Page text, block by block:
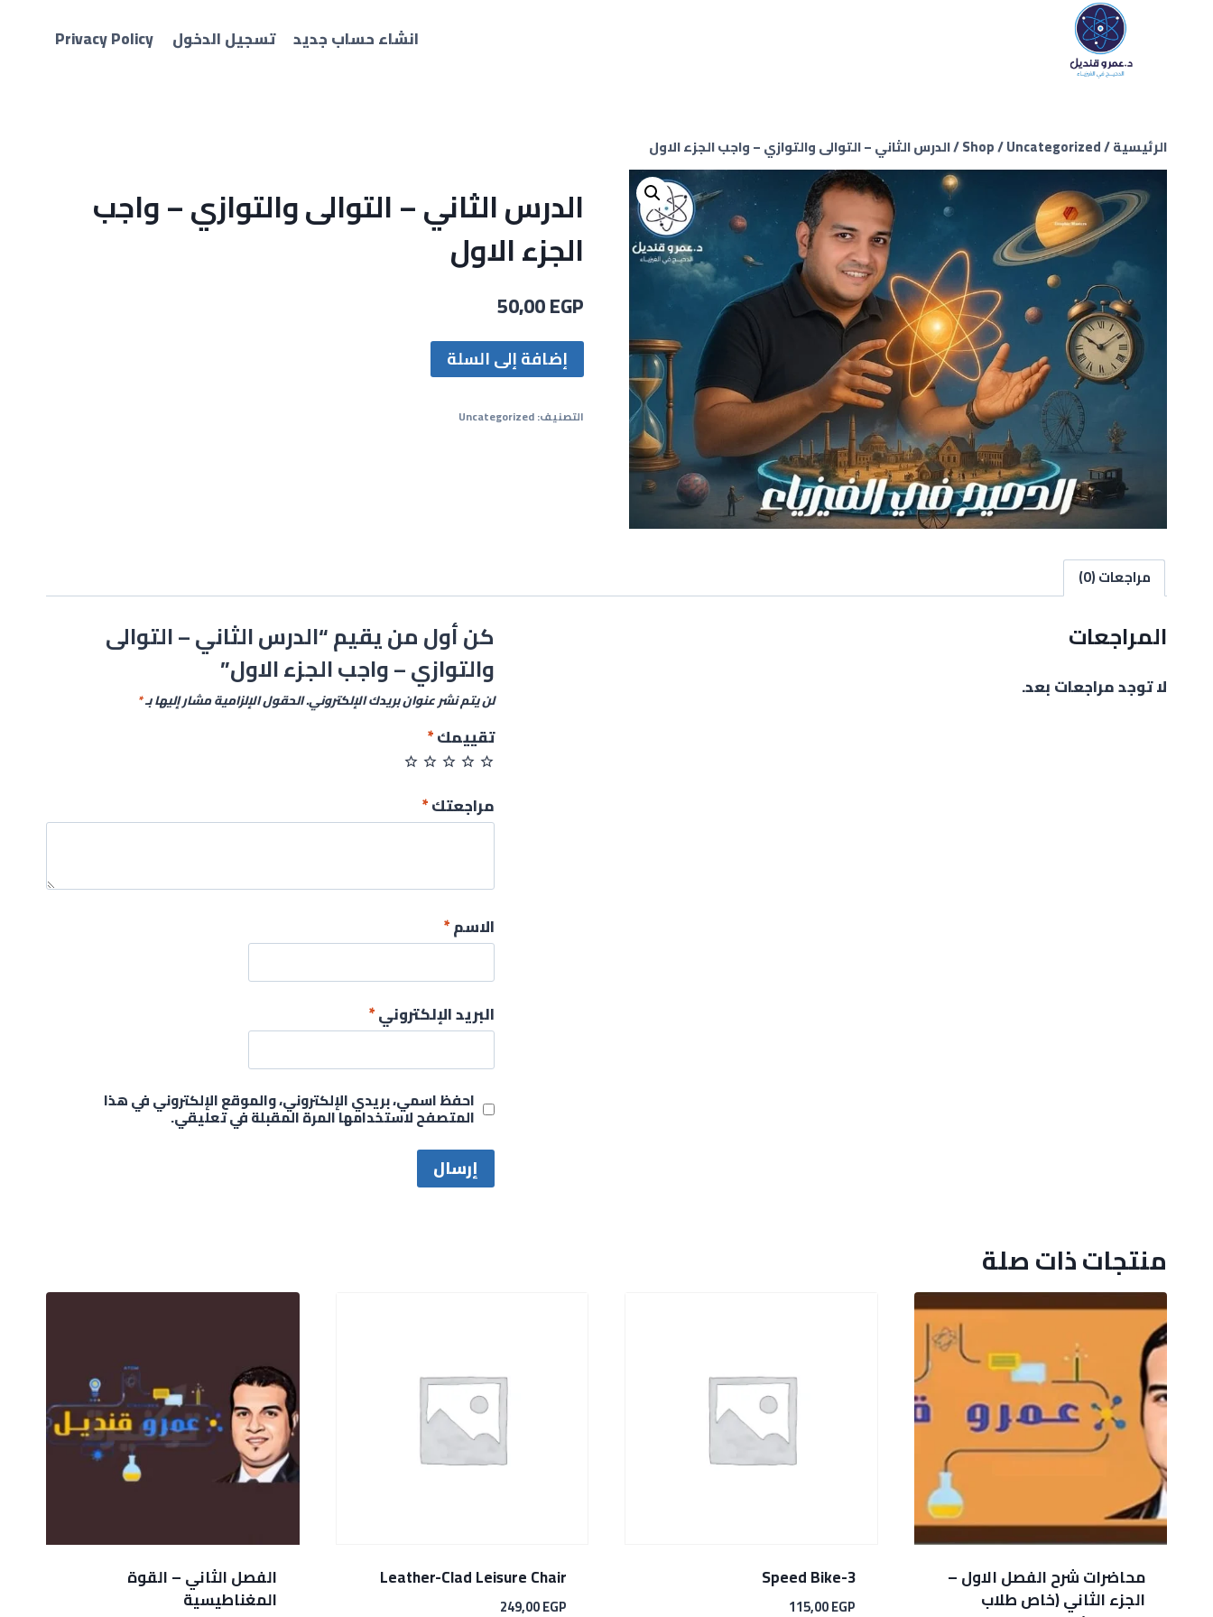
انشاء حساب جديد تسجيل الدخول Privacy Policy
الرئيسية/
Shop/Uncategorized
/الدرس الثاني – التوالى والتوازي – واجب الجزء الاول
الدرس الثاني – التوالى والتوازي – واجب
الجزء الاول
50,00EGP
إضافة إلى السلة
التصنيف:Uncategorized
مراجعات (0)
المراجعات
لا توجد مراجعات بعد.
كن أول من يقيم “الدرس الثاني – التوالى
والتوازي – واجب الجزء الاول”
لن يتم نشر عنوان بريدك الإلكتروني.الحقول الإلزامية مشار إليها بـ*
تقييمك*
مراجعتك*
الاسم*
البريد الإلكتروني*
احفظ اسمي، بريدي الإلكتروني، والموقع الإلكتروني في هذا
المتصفح لاستخدامها المرة المقبلة في تعليقي.
منتجات ذات صلة
محاضرات شرح الفصل الاول –
الجزء الثاني (خاص طلاب
3-Speed Bike
115,00EGP
Leather-Clad Leisure Chair
249,00EGP
الفصل الثاني – القوة
المغناطيسية